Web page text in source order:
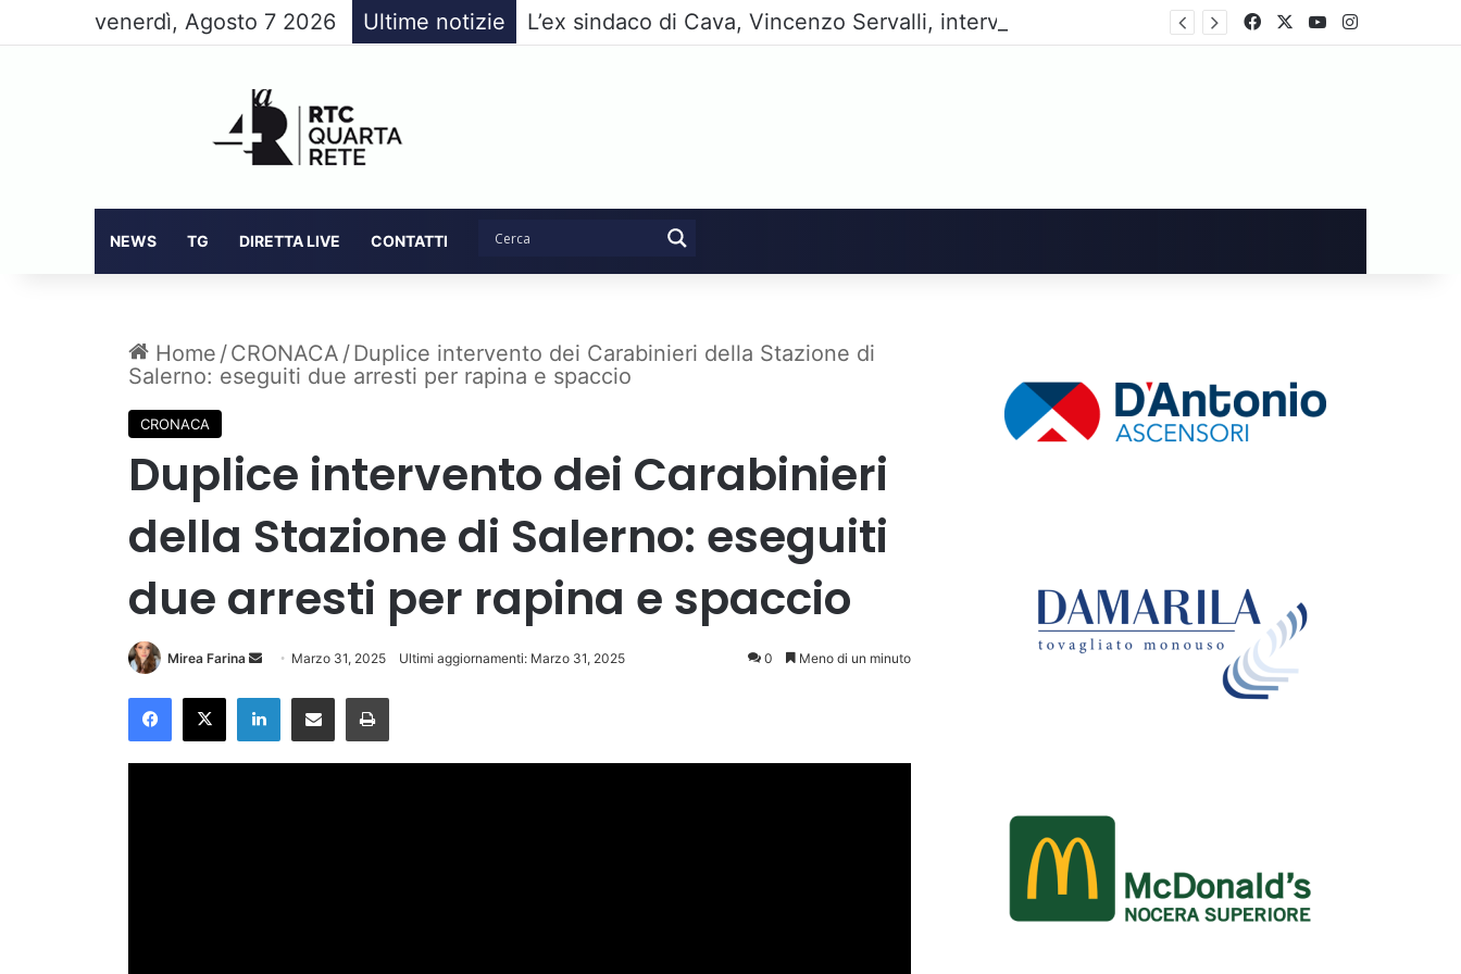
venerdì, Agosto 7 2026 Ultime notizie FacebookYou TubeInstagram
NEWS TG DIRETTA LIVE CONTATTI
Home /CRONACA / Duplice intervento dei Carabinieri della Stazione di
Salerno: eseguiti due arresti per rapina e spaccio
CRONACA
Duplice intervento dei Carabinieri
della Stazione di Salerno: eseguiti
due arresti per rapina e spaccio
Mirea Farina
Invia Marzo 31, 2025 Ultimi aggiornamenti: Marzo 31, 2025 0 Meno di un minuto
Facebook
X LinkedIn
Condividi via EmailStampa